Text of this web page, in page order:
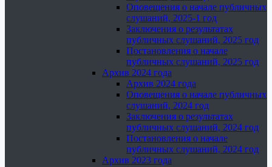
Оповещения о начале публичных
слушаний, 2025-1 год
Заключения о результатах
публичных слушаний, 2025 год
Постановления о начале
публичных слушаний, 2025 год
Архив 2024 года
Архив 2024 года
Оповещения о начале публичных
слушаний, 2024 год
Заключения о результатах
публичных слушаний, 2024 год
Постановления о начале
публичных слушаний, 2024 год
Архив 2023 года